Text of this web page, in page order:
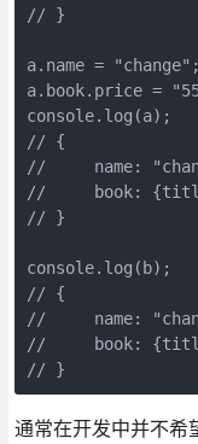
// }
a.name = "change";
a.book.price =
console.log(a);
// {
//     name:
//     book:
// }
console.log(b);
// {
//     name:
//     book:
// }
通常在开发中并不希